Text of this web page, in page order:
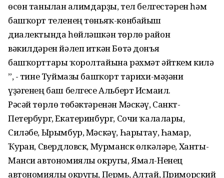
өсөн танылған ғалимдарҙы, тел белгестәрен һәм
башҡорт теленең төньяҡ-көнбайыш
диалектында һөйләшкән төрлө район
вәкилдәрен йәлеп иткән Бөтә донъя
башҡорттары ҡоролтайына рәхмәт әйткем килә
”, - тине Туймазы башҡорт тарихи-мәҙәни
үҙәгенең баш белгесе Альберт Исмаил.
Рәсәй төрлө төбәктәренән Мәскәү, Санкт-
Петербург, Екатеринбург, Сочи ҡалалары,
Силәбе, Ырымбур, Мәскәү, Һарытау, Һамар,
Ҡурған, Свердловск, Мурманск өлкәләре, Ханты-
Манси автономиялы округы, Ямал-Ненец
автономиялы округы, Пермь, Алтай, Приморский